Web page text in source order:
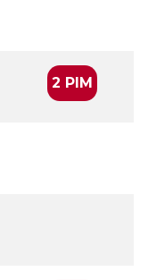
2 PIM